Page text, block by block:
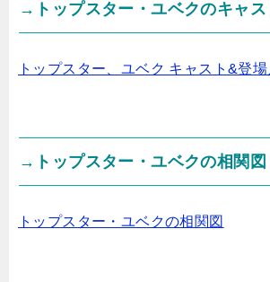
→トップスター・ユベクのキャス
トップスター、ユベク キャスト&登
→トップスター・ユベクの相関図
トップスター・ユベクの相関図